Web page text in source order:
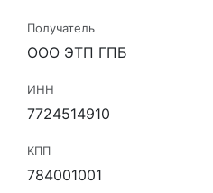
Получатель
ООО ЭТП ГПБ
ИНН
7724514910
КПП
784001001